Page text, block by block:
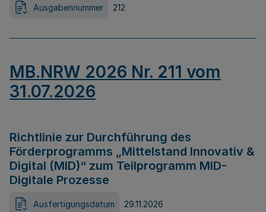
Ausgabennummer 212
MB.NRW 2026 Nr. 211 vom
31.07.2026
Richtlinie zur Durchführung des
Förderprogramms „Mittelstand Innovativ &
Digital (MID)“ zum Teilprogramm MID-
Digitale Prozesse
Ausfertigungsdatum 29.11.2026